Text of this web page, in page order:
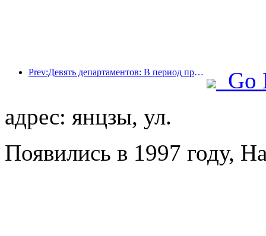
Prev:Девять департаментов: В период празднования Весеннего фестиваля сетевые отели и бутик-отели будут предлагать льготные условия.
Go
адрес: янцзы, ул.
Появились в 1997 году,